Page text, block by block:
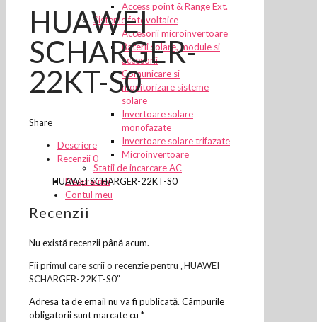
Access point & Range Ext.
Sisteme fotovoltaice
Accesorii microinvertoare
Baterii solare, module si
accesorii
Comunicare si
monitorizare sisteme
solare
Invertoare solare
monofazate
Invertoare solare trifazate
Microinvertoare
Statii de incarcare AC
Despre noi
Contul meu
HUAWEI
SCHARGER-
22KT-S0
Share
Descriere
Recenzii0
HUAWEI SCHARGER-22KT-S0
Recenzii
Nu există recenzii până acum.
Fii primul care scrii o recenzie pentru „HUAWEI
SCHARGER-22KT-S0”
Adresa ta de email nu va fi publicată. Câmpurile
obligatorii sunt marcate cu *